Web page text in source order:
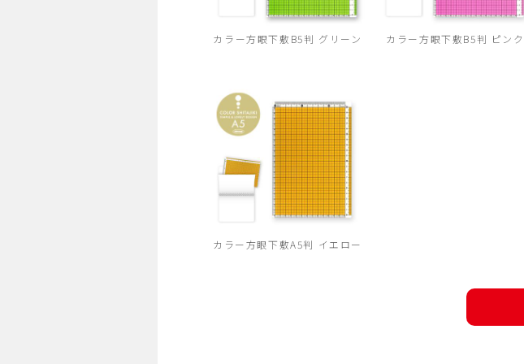
カラー方眼下敷B5判 グリーン カラー方眼下敷B5判 ピンク
カラー方眼下敷A5判 イエロー